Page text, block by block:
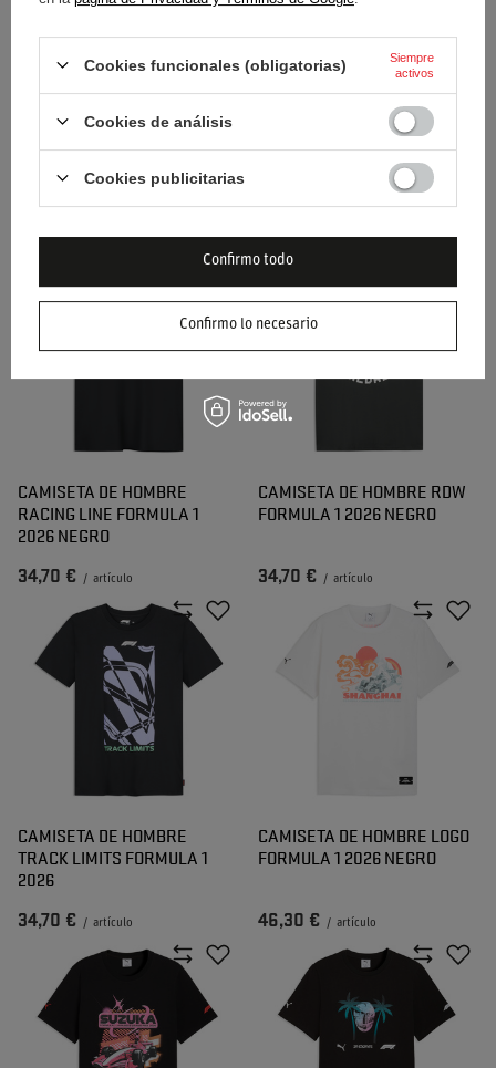
CAMISETA DE HOMBRE
RACING LINE FORMULA 1
2026 BLANCO
34,70 € / artículo
CAMISETA DE HOMBRE
RACING LINE FORMULA 1
34,70 € / artículo
CAMISETA DE HOMBRE
RACING LINE FORMULA 1
2026 NEGRO
34,70 € / artículo
CAMISETA DE HOMBRE RDW
FORMULA 1 2026 NEGRO
34,70 € / artículo
CAMISETA DE HOMBRE
TRACK LIMITS FORMULA 1
2026
34,70 € / artículo
CAMISETA DE HOMBRE LOGO
FORMULA 1 2026 NEGRO
46,30 € / artículo
Cookies funcionales (obligatorias)
Siempre
activos
Cookies de análisis
Cookies publicitarias
Confirmo lo necesario
Confirmo todo